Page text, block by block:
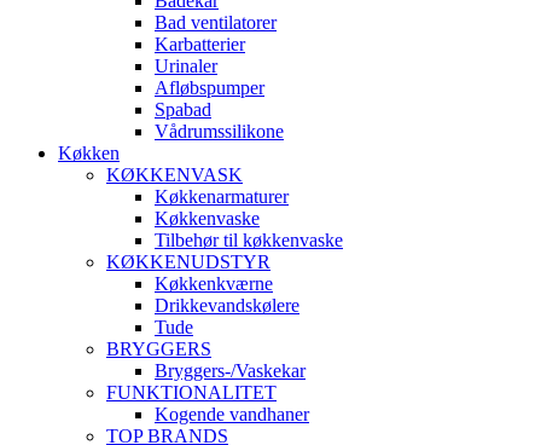
Bad ventilatorer
Karbatterier
Urinaler
Afløbspumper
Spabad
Vådrumssilikone
Køkken
KØKKENVASK
Køkkenarmaturer
Køkkenvaske
Tilbehør til køkkenvaske
KØKKENUDSTYR
Køkkenkværne
Drikkevandskølere
Tude
BRYGGERS
Bryggers-/Vaskekar
FUNKTIONALITET
Kogende vandhaner
TOP BRANDS